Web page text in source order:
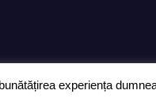
experiența